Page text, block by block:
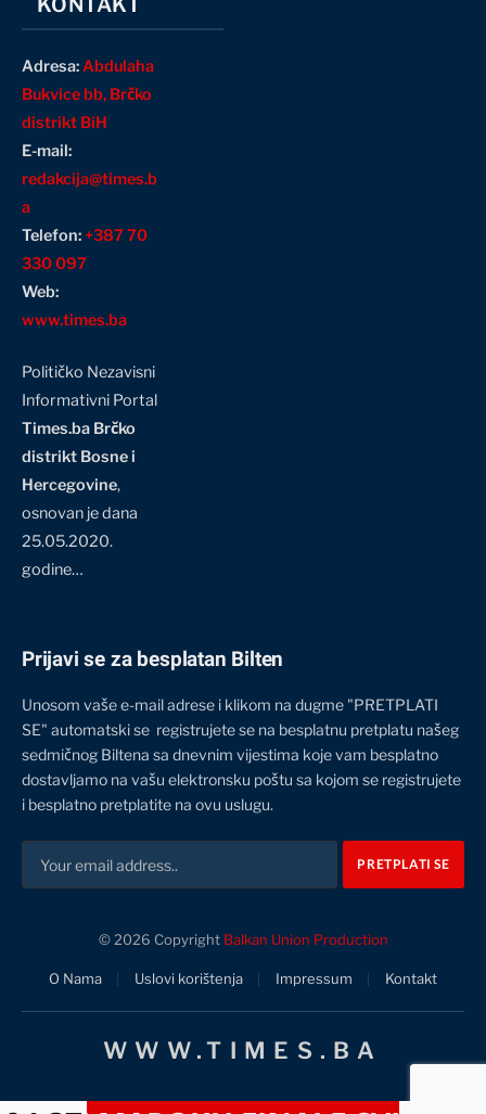
KONTAKT
Adresa:Abdulaha
Bukvice bb, Brčko
distrikt BiH
E-mail:
redakcija@times.b
a
Telefon:+387 70
330 097
Web:
www.times.ba
Političko Nezavisni
Informativni Portal
Times.ba Brčko
distrikt Bosne i
Hercegovine,
osnovan je dana
25.05.2020.
godine…
Prijavi se za besplatan Bilten
Unosom vaše e-mail adrese i klikom na dugme "PRETPLATI
SE" automatski se registrujete se na besplatnu pretplatu našeg
sedmičnog Biltena sa dnevnim vijestima koje vam besplatno
dostavljamo na vašu elektronsku poštu sa kojom se registrujete
i besplatno pretplatite na ovu uslugu.
© 2026 Copyright Balkan Union Production
O Nama Uslovi korištenja Impressum Kontakt
WWW.TIMES.BA